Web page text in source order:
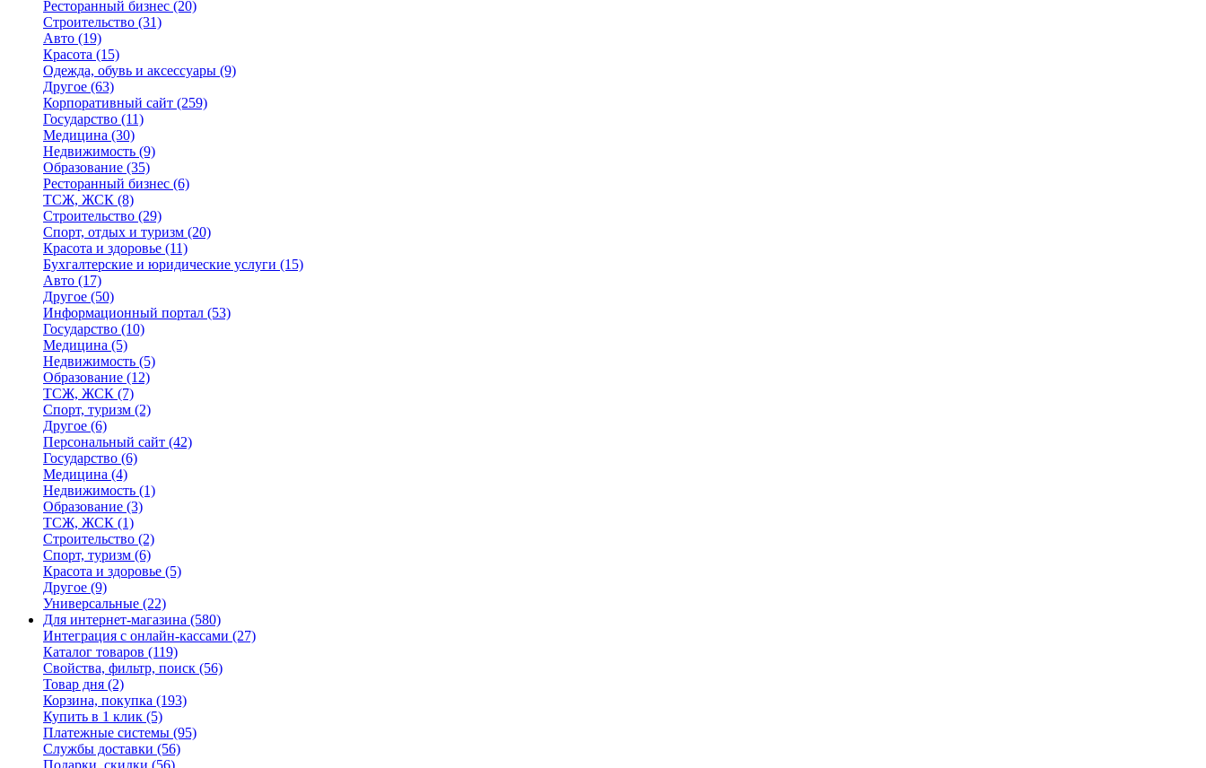
Ресторанный бизнес (20)
Строительство (31)
Авто (19)
Красота (15)
Одежда, обувь и аксессуары (9)
Другое (63)
Корпоративный сайт (259)
Государство (11)
Медицина (30)
Недвижимость (9)
Образование (35)
Ресторанный бизнес (6)
ТСЖ, ЖСК (8)
Строительство (29)
Спорт, отдых и туризм (20)
Красота и здоровье (11)
Бухгалтерские и юридические услуги (15)
Авто (17)
Другое (50)
Информационный портал (53)
Государство (10)
Медицина (5)
Недвижимость (5)
Образование (12)
ТСЖ, ЖСК (7)
Спорт, туризм (2)
Другое (6)
Персональный сайт (42)
Государство (6)
Медицина (4)
Недвижимость (1)
Образование (3)
ТСЖ, ЖСК (1)
Строительство (2)
Спорт, туризм (6)
Красота и здоровье (5)
Другое (9)
Универсальные (22)
Для интернет-магазина (580)
Интеграция с онлайн-кассами (27)
Каталог товаров (119)
Свойства, фильтр, поиск (56)
Товар дня (2)
Корзина, покупка (193)
Купить в 1 клик (5)
Платежные системы (95)
Службы доставки (56)
Подарки, скидки (56)